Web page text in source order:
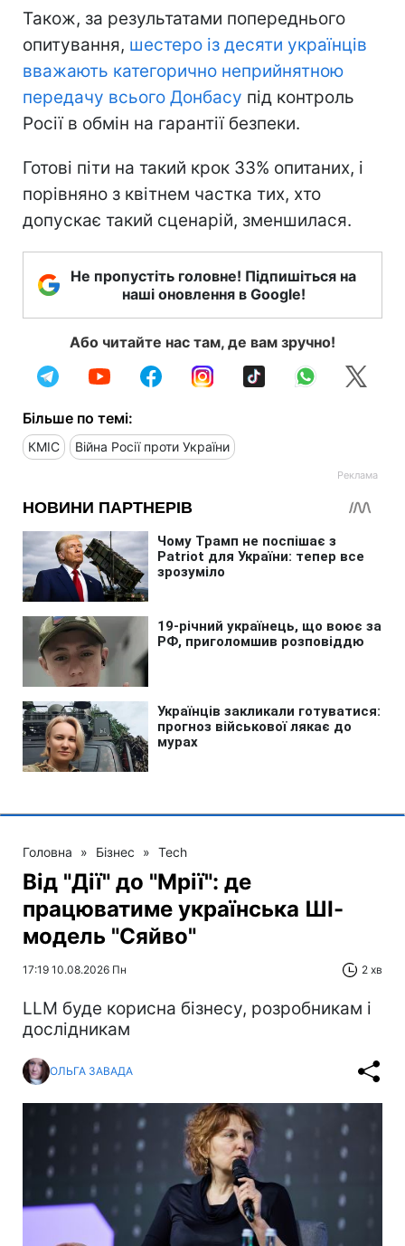
Також, за результатами попереднього
опитування, шестеро із десяти українців
вважають категорично неприйнятною
передачу всього Донбасу під контроль
Росії в обмін на гарантії безпеки.
Готові піти на такий крок 33% опитаних, і
порівняно з квітнем частка тих, хто
допускає такий сценарій, зменшилася.
Не пропустіть головне! Підпишіться на
наші оновлення в Google!
Або читайте нас там, де вам зручно!
Більше по темі:
КМІС Війна Росії проти України
Головна » Бізнес » Tech
Від "Дії" до "Мрії": де
працюватиме українська ШІ-
модель "Сяйво"
17:19 10.08.2026 Пн 2 хв
LLM буде корисна бізнесу, розробникам і
дослідникам
ОЛЬГА ЗАВАДА